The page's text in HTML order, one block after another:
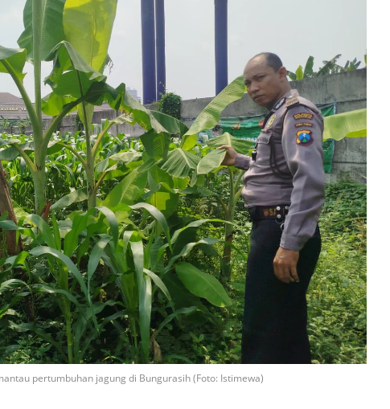
pertumbuhan jagung di Bungurasih (Foto: Istimewa)